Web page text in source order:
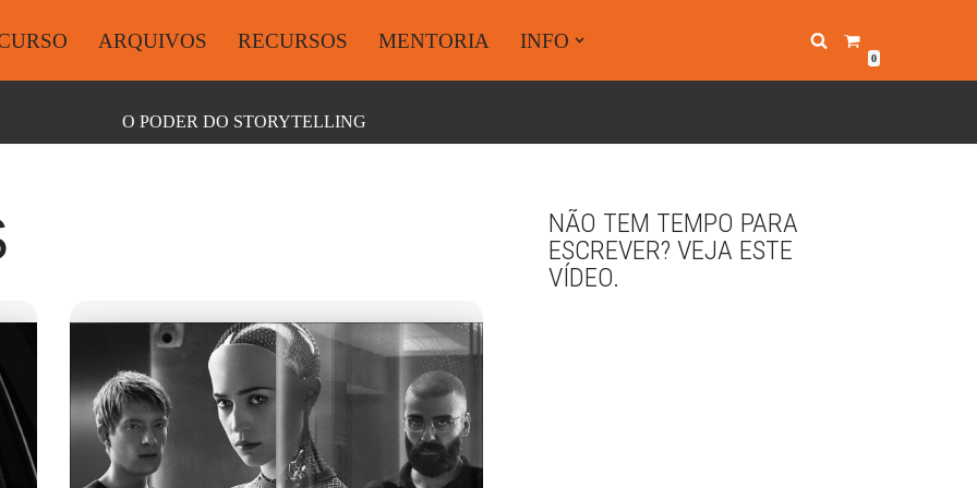
ARQUIVOS RECURSOS MENTORIA INFO
0
O PODER DO STORYTELLING
NÃO TEM TEMPO PARA
ESCREVER? VEJA ESTE
VÍDEO.